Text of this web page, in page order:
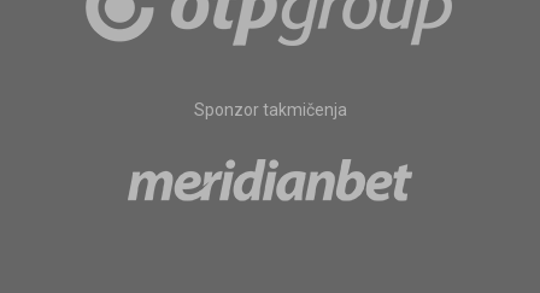
Sponzor takmičenja